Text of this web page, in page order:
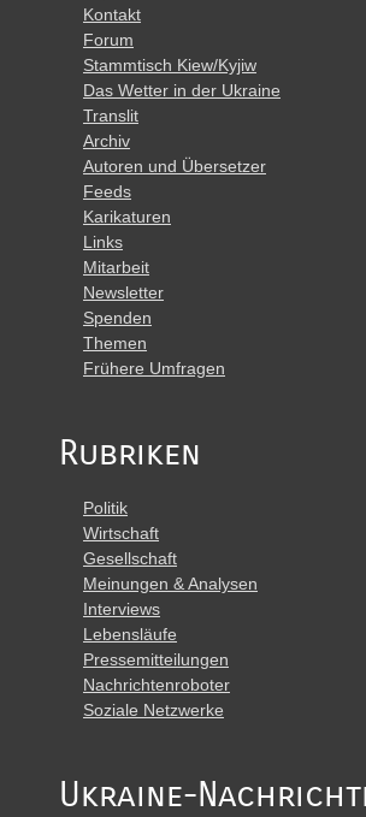
Kontakt
Forum
Stammtisch Kiew/Kyjiw
Das Wetter in der Ukraine
Translit
Archiv
Autoren und Übersetzer
Feeds
Karikaturen
Links
Mitarbeit
Newsletter
Spenden
Themen
Frühere Umfragen
Rubriken
Politik
Wirtschaft
Gesellschaft
Meinungen & Analysen
Interviews
Lebensläufe
Pressemitteilungen
Nachrichtenroboter
Soziale Netzwerke
Ukraine-